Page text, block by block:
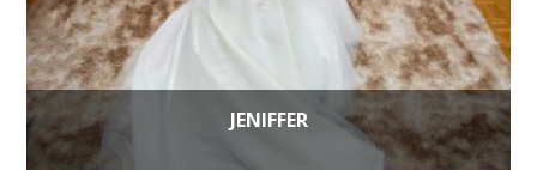
JENIFFER